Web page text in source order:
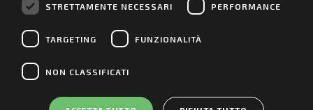
CONTATTI |PRIVACY|COOKIES
STRETTAMENTE NECESSARI PERFORMANCE
TARGETING FUNZIONALITÀ
NON CLASSIFICATI